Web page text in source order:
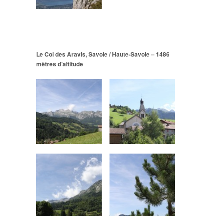
Le Col des Aravis, Savoie / Haute-Savoie – 1486
mètres d’altitude